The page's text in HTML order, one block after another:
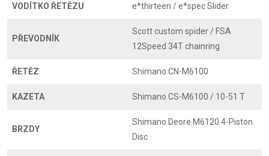
VODÍTKO ŘETĚZU e*thirteen / e*spec Slider
PŘEVODNÍK
Scott custom spider / FSA
12Speed 34T chainring
ŘETĚZ Shimano CN-M6100
KAZETA Shimano CS-M6100 / 10-51 T
BRZDY
Shimano Deore M6120 4-Piston
Disc